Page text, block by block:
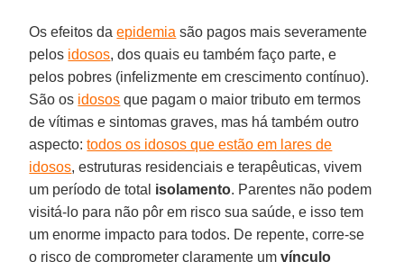
Os efeitos daepidemia são pagos mais severamente
pelos idosos, dos quais eu também faço parte, e
pelos pobres (infelizmente em crescimento contínuo).
São os idosos que pagam o maior tributo em termos
de vítimas e sintomas graves, mas há também outro
aspecto:todos os idosos que estão em lares de
idosos, estruturas residenciais e terapêuticas, vivem
um período de total isolamento. Parentes não podem
visitá-lo para não pôr em risco sua saúde, e isso tem
um enorme impacto para todos. De repente, corre-se
o risco de comprometer claramente umvínculo